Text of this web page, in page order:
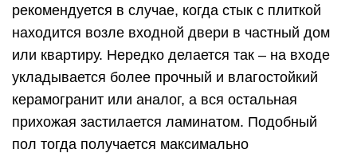
рекомендуется в случае, когда стык с плиткой
находится возле входной двери в частный дом
или квартиру. Нередко делается так – на входе
укладывается более прочный и влагостойкий
керамогранит или аналог, а вся остальная
прихожая застилается ламинатом. Подобный
пол тогда получается максимально